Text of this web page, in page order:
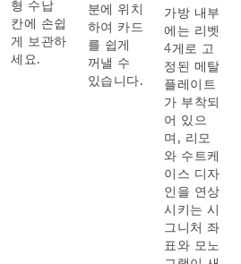
형 수납
칸에 손쉽
게 보관하
세요.
분에 위치
하여 카드
를 쉽게
꺼낼 수
있습니다.
가방 내부
에는 리벳
4게로 고
정된 메탈
플레이트
가 부착되
어 있으
며, 리모
와 수트케
이스 디자
인을 연상
시키는 시
그니처 좌
표와 모노